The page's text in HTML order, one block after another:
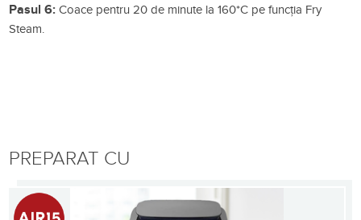
Pasul 6:Coace pentru 20 de minute la 160*C pe funcția Fry
Steam.
PREPARAT CU